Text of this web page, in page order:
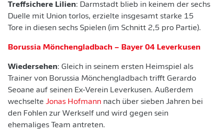
Treffsichere Lilien: Darmstadt blieb in keinem der sechs
Duelle mit Union torlos, erzielte insgesamt starke 15
Tore in diesen sechs Spielen (im Schnitt 2,5 pro Partie).
Borussia Mönchengladbach – Bayer 04 Leverkusen
Wiedersehen: Gleich in seinem ersten Heimspiel als
Trainer von Borussia Mönchengladbach trifft Gerardo
Seoane auf seinen Ex-Verein Leverkusen. Außerdem
wechselte Jonas Hofmann nach über sieben Jahren bei
den Fohlen zur Werkself und wird gegen sein
ehemaliges Team antreten.